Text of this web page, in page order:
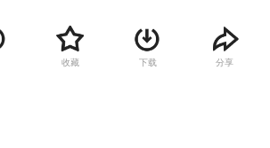
与日本侵略者抗争到底。记者赵静始终在关注着
这支杀寇团，赵静的真实身份是中共地下党在津
门联络点的负责人。杀寇团的勇敢果断让赵静十
收藏 下载 分享